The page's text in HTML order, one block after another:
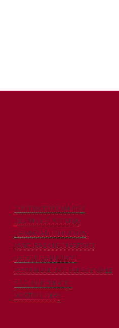
CONTRACTORS’ ALL RISK
DECENNALE POSTUMA
GARANZIA DI FORNITURA
ASSICURAZIONE TRASPORTI
NATANTI DA DIPORTO
RESPONSABILITÀ CIVILE AZIENDALE
RISCHI INFORMATICI
MOSTRE E FIERE